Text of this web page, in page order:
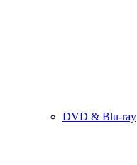
DVD & Blu-ray